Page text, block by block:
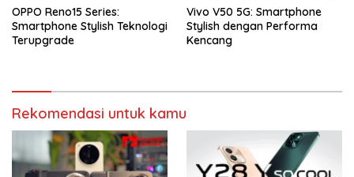
OPPO Reno15 Series:
Smartphone Stylish Teknologi
Terupgrade
Vivo V50 5G: Smartphone
Stylish dengan Performa
Kencang
Rekomendasi untuk kamu